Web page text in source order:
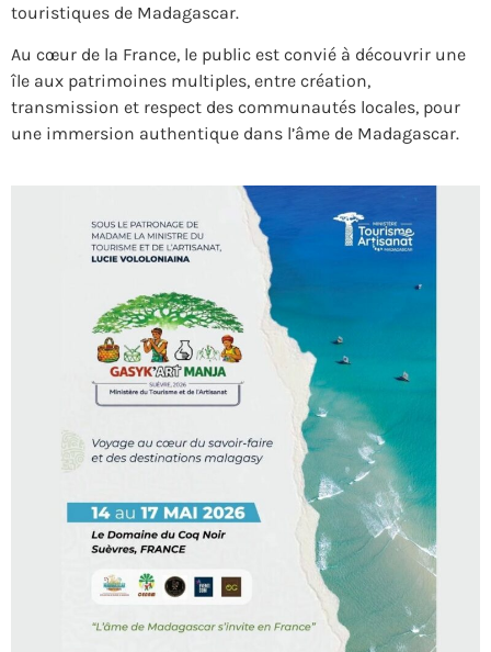
touristiques de Madagascar.
Au cœur de la France, le public est convié à découvrir une
île aux patrimoines multiples, entre création,
transmission et respect des communautés locales, pour
une immersion authentique dans l’âme de Madagascar.